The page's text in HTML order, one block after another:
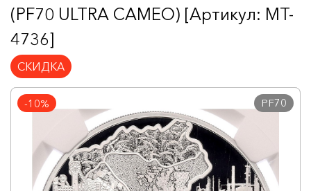
(PF70 ULTRA CAMEO) [Артикул: MT-
4736]
СКИДКА
-10% PF70